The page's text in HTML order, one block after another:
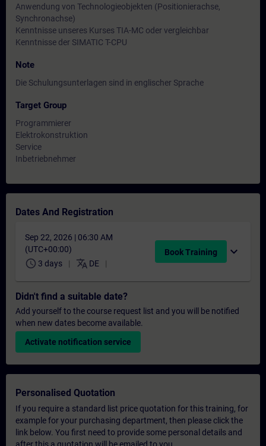
Anwendung von Technologieobjekten (Positionierachse,
Synchronachse)
Kenntnisse unseres Kurses TIA-MC oder vergleichbar
Kenntnisse der SIMATIC T-CPU
Note
Die Schulungsunterlagen sind in englischer Sprache
Target Group
Programmierer
Elektrokonstruktion
Service
Inbetriebnehmer
Dates And Registration
Sep 22, 2026 | 06:30 AM
(UTC+00:00)
schedule 3 days translate DE
Book Training expand_more
Didn't find a suitable date?
Add yourself to the course request list and you will be notified
when new dates become available.
Activate notification service
Personalised Quotation
If you require a standard list price quotation for this training, for
example for your purchasing department, then please click the
link below. You first need to provide some personal details and